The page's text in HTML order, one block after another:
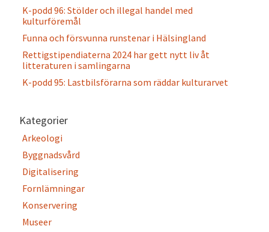
K-podd 96: Stölder och illegal handel med
kulturföremål
Funna och försvunna runstenar i Hälsingland
Rettigstipendiaterna 2024 har gett nytt liv åt
litteraturen i samlingarna
K-podd 95: Lastbilsförarna som räddar kulturarvet
Kategorier
Arkeologi
Byggnadsvård
Digitalisering
Fornlämningar
Konservering
Museer